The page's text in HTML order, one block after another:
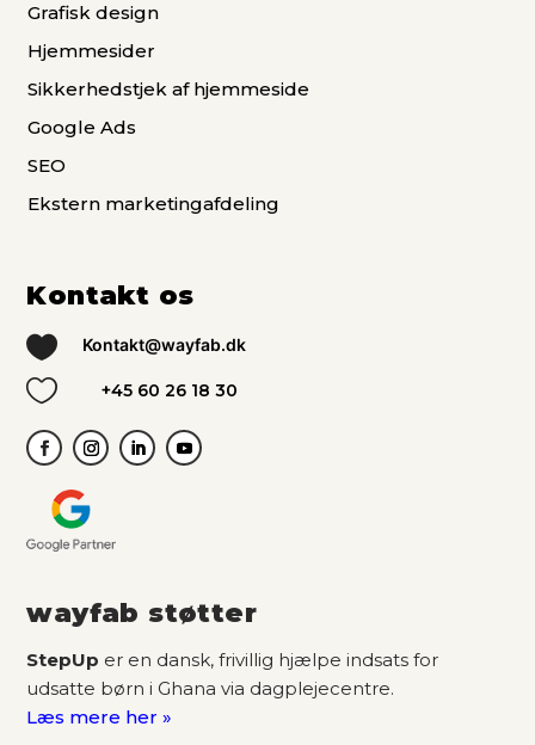
Grafisk design
Hjemmesider
Sikkerhedstjek af hjemmeside
Google Ads
SEO
Ekstern marketingafdeling
Kontakt os
 Kontakt@wayfab.dk
 +45 60 26 18 30
wayfab støtter
StepUp er en dansk, frivillig hjælpe indsats for
udsatte børn i Ghana via dagplejecentre.
Læs mere her »